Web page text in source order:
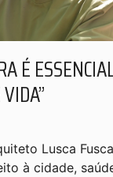
É
Lusca
à cidade,